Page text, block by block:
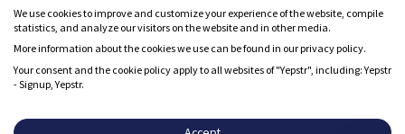
Ladda ned Yepstr
Ladda ned Yepstr
upplevelse.
We use cookies to improve and customize your experience of the website, compile
statistics, and analyze our visitors on the website and in other media.
More information about the cookies we use can be found in our privacy policy.
Your consent and the cookie policy apply to all websites of "Yepstr", including: Yepstr
- Signup, Yepstr.